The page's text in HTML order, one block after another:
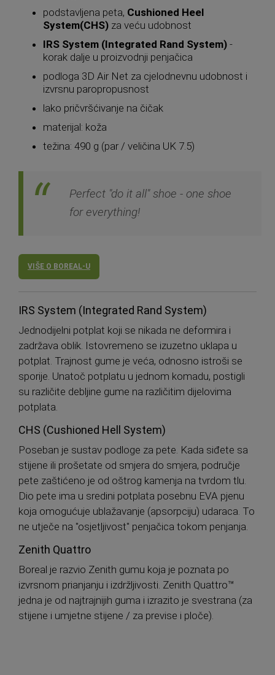
podstavljena peta, Cushioned Heel
System(CHS) za veću udobnost
IRS System (Integrated Rand System) -
korak dalje u proizvodnji penjačica
podloga 3D Air Net za cjelodnevnu udobnost i
izvrsnu paropropusnost
lako pričvršćivanje na čičak
materijal: koža
težina: 490 g (par / veličina UK 7.5)
Perfect "do it all" shoe - one shoe
for everything!
VIŠE O BOREAL-U
IRS System (Integrated Rand System)
Jednodijelni potplat koji se nikada ne deformira i
zadržava oblik. Istovremeno se izuzetno uklapa u
potplat. Trajnost gume je veća, odnosno istroši se
sporije. Unatoč potplatu u jednom komadu, postigli
su različite debljine gume na različitim dijelovima
potplata.
CHS (Cushioned Hell System)
Poseban je sustav podloge za pete. Kada siđete sa
stijene ili prošetate od smjera do smjera, područje
pete zaštićeno je od oštrog kamenja na tvrdom tlu.
Dio pete ima u sredini potplata posebnu EVA pjenu
koja omogućuje ublažavanje (apsorpciju) udaraca. To
ne utječe na "osjetljivost" penjačica tokom penjanja.
Zenith Quattro
Boreal je razvio Zenith gumu koja je poznata po
izvrsnom prianjanju i izdržljivosti. Zenith Quattro™
jedna je od najtrajnijih guma i izrazito je svestrana (za
stijene i umjetne stijene / za previse i ploče).